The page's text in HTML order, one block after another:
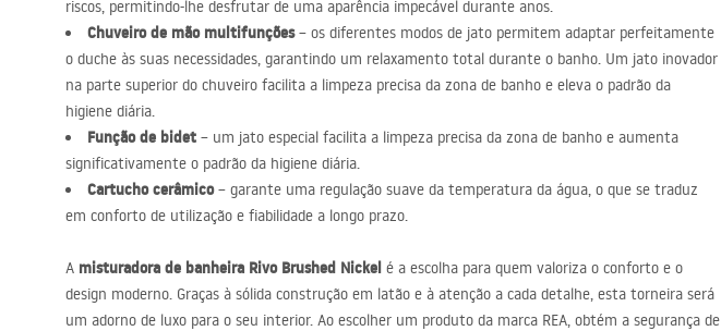
riscos, permitindo-lhe desfrutar de uma aparência impecável durante anos.
Chuveiro de mão multifunções– os diferentes modos de jato permitem adaptar perfeitamente
o duche às suas necessidades, garantindo um relaxamento total durante o banho. Um jato inovador
na parte superior do chuveiro facilita a limpeza precisa da zona de banho e eleva o padrão da
higiene diária.
Função de bidet – um jato especial facilita a limpeza precisa da zona de banho e aumenta
significativamente o padrão da higiene diária.
Cartucho cerâmico– garante uma regulação suave da temperatura da água, o que se traduz
em conforto de utilização e fiabilidade a longo prazo.
A misturadora de banheira Rivo Brushed Nickel é a escolha para quem valoriza o conforto e o
design moderno. Graças à sólida construção em latão e à atenção a cada detalhe, esta torneira será
um adorno de luxo para o seu interior. Ao escolher um produto da marca REA, obtém a segurança de